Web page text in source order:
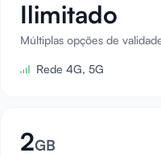
Ilimitado
Múltiplas opções de
Rede 4G, 5G
2GB